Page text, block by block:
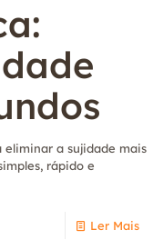
eliminar a sujidade mais
rápido e
Ler Mais